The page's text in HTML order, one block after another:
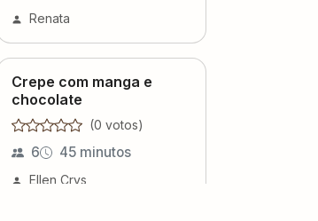
Renata
Crepe com manga e
chocolate
(0 votos)
6 45 minutos
Ellen Crys